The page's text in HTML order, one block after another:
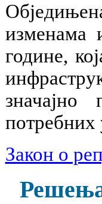
изменама
године,
значајно
потребних
Закон о